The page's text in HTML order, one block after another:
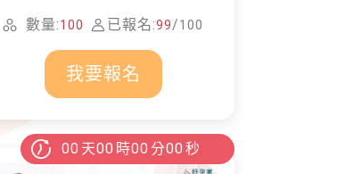
加入貝膚黛瑪修護體驗計
畫！
數量:100 已報名:99/100
我要報名
00 天00 時00 分00 秒